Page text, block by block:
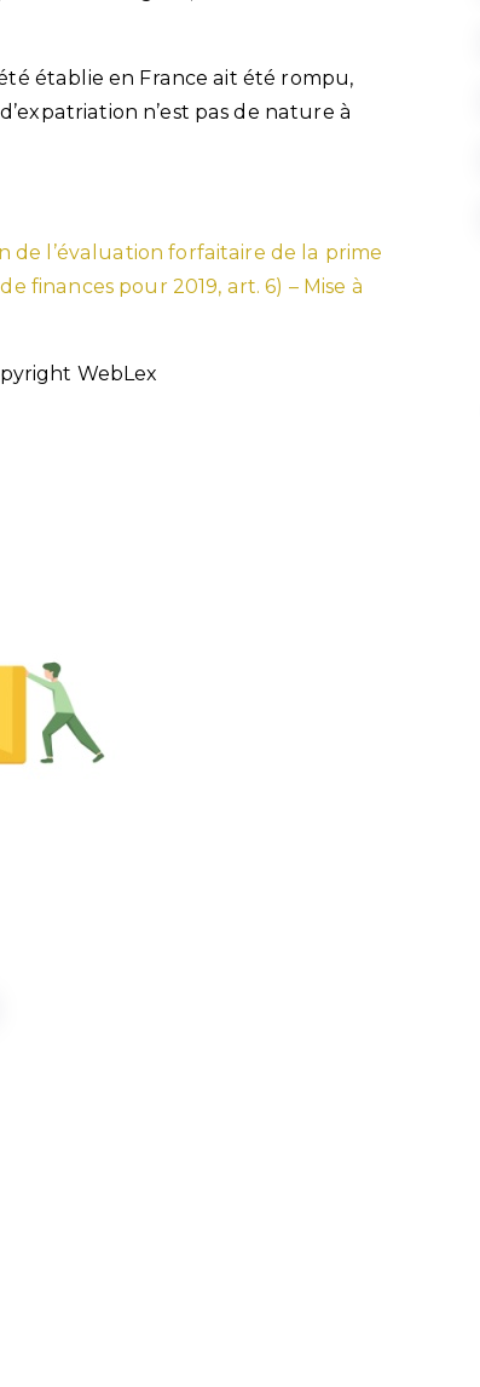
établie en France ait été rompu,
n’est pas de nature à
de l’évaluation forfaitaire de la prime
finances pour 2019, art. 6) – Mise à
WebLex